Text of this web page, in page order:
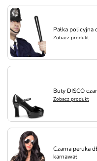
Pałka policyjna
Zobacz produkt
Buty DISCO
Zobacz produkt
Czarna peruka
karnawał